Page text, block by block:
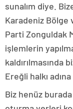
sunalım diye.
Karadeniz Bölge
Parti Zonguldak
işlemlerin
kaldırılmasında
Ereğli halkı
Biz henüz burada